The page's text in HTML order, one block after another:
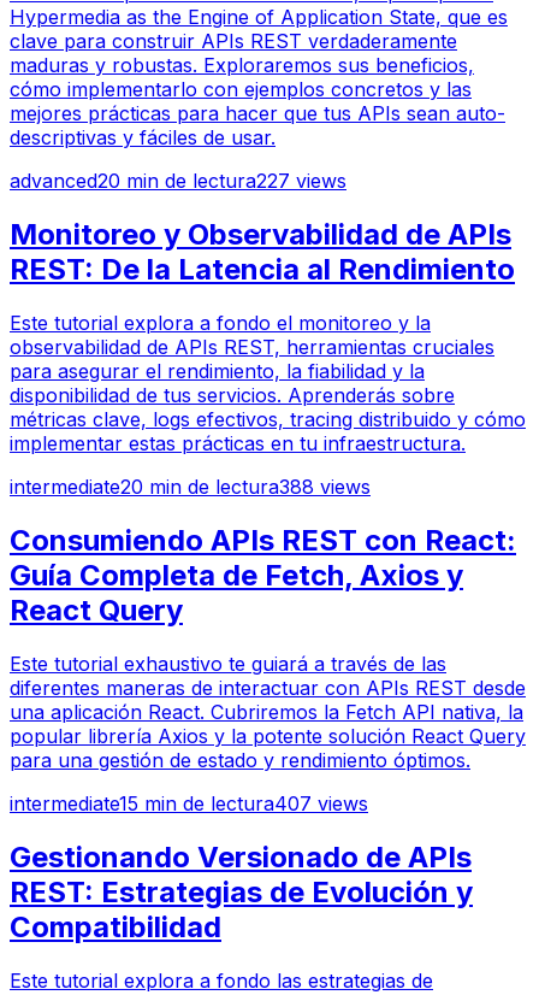
Hypermedia as the Engine of Application State, que es
clave para construir APIs REST verdaderamente
maduras y robustas. Exploraremos sus beneficios,
cómo implementarlo con ejemplos concretos y las
mejores prácticas para hacer que tus APIs sean auto-
descriptivas y fáciles de usar.
advanced20 min de lectura227 views
Monitoreo y Observabilidad de APIs
REST: De la Latencia al Rendimiento
Este tutorial explora a fondo el monitoreo y la
observabilidad de APIs REST, herramientas cruciales
para asegurar el rendimiento, la fiabilidad y la
disponibilidad de tus servicios. Aprenderás sobre
métricas clave, logs efectivos, tracing distribuido y cómo
implementar estas prácticas en tu infraestructura.
intermediate20 min de lectura388 views
Consumiendo APIs REST con React:
Guía Completa de Fetch, Axios y
React Query
Este tutorial exhaustivo te guiará a través de las
diferentes maneras de interactuar con APIs REST desde
una aplicación React. Cubriremos la Fetch API nativa, la
popular librería Axios y la potente solución React Query
para una gestión de estado y rendimiento óptimos.
intermediate15 min de lectura407 views
Gestionando Versionado de APIs
REST: Estrategias de Evolución y
Compatibilidad
Este tutorial explora a fondo las estrategias de